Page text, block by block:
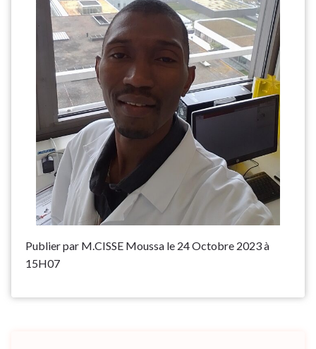
Publier par M.CISSE Moussa le 24 Octobre 2023 à
15H07